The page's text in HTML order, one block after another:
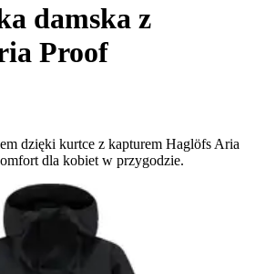
damska z
Proof
dzięki kurtce z kapturem Haglöfs Aria
dla kobiet w przygodzie.